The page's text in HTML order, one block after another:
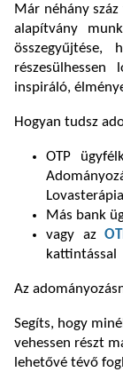
Már néhány
alapítvány
részesülhessen
inspiráló,
Hogyan tudsz
OTP
Más bank
vagy az
kattintással
Az
Segíts, hogy
vehessen részt
lehetővé tévő